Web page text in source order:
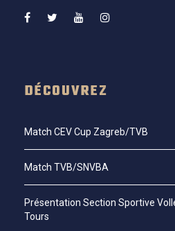
DÉCOUVREZ
Match CEV Cup Zagreb/TVB
Match TVB/SNVBA
Présentation Section Sportive
Tours